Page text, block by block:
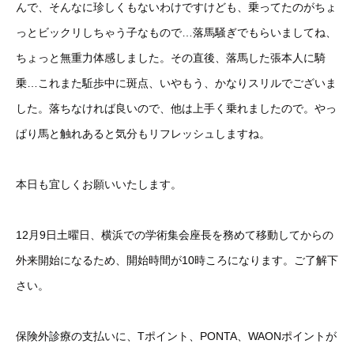
んで、そんなに珍しくもないわけですけども、乗ってたのがちょ
っとビックリしちゃう子なもので…落馬騒ぎでもらいましてね、
ちょっと無重力体感しました。その直後、落馬した張本人に騎
乗…これまた駈歩中に斑点、いやもう、かなりスリルでございま
した。落ちなければ良いので、他は上手く乗れましたので。やっ
ぱり馬と触れあると気分もリフレッシュしますね。
本日も宜しくお願いいたします。
12月9日土曜日、横浜での学術集会座長を務めて移動してからの
外来開始になるため、開始時間が10時ころになります。ご了解下
さい。
保険外診療の支払いに、Tポイント、PONTA、WAONポイントが